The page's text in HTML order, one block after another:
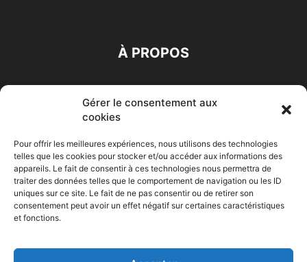
Gérer le consentement aux
cookies
Pour offrir les meilleures expériences, nous utilisons des technologies
telles que les cookies pour stocker et/ou accéder aux informations des
appareils. Le fait de consentir à ces technologies nous permettra de
traiter des données telles que le comportement de navigation ou les ID
uniques sur ce site. Le fait de ne pas consentir ou de retirer son
consentement peut avoir un effet négatif sur certaines caractéristiques
et fonctions.
À PROPOS
Accueil Economie Entreprises Entrepreneur
Maghreb